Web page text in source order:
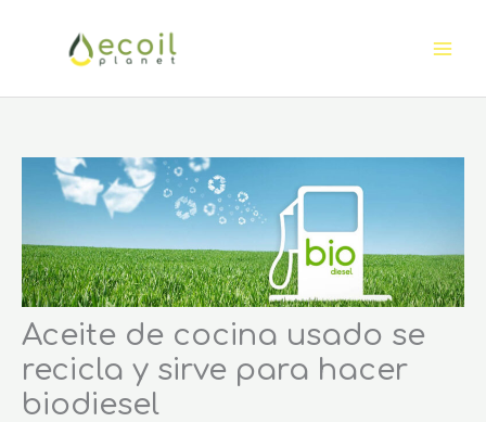
contenido
Aceite de cocina usado se
recicla y sirve para hacer
biodiesel